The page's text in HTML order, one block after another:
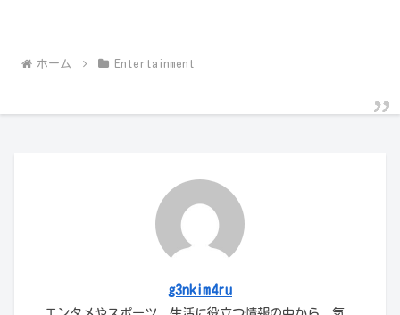
ホーム Entertainment
g3nkim4ru